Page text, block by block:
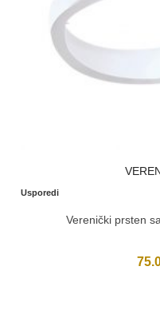
Usporedi
Verenički prsten